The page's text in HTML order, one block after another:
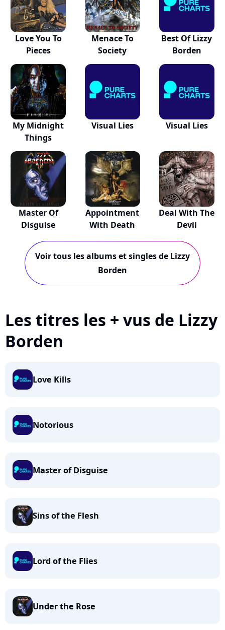
Love You To
Pieces
Menace To
Society
Best Of Lizzy
Borden
My Midnight
Things
Visual Lies Visual Lies
Master Of
Disguise
Appointment
With Death
Deal With The
Devil
Voir tous les albums et singles de Lizzy
Borden
Les titres les + vus de Lizzy
Borden
Love Kills
Notorious
Master of Disguise
Sins of the Flesh
Lord of the Flies
Under the Rose